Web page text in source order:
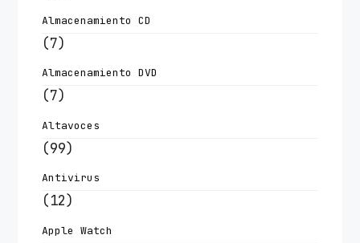
Almacenamiento CD
(7)
Almacenamiento DVD
(7)
Altavoces
(99)
Antivirus
(12)
Apple Watch